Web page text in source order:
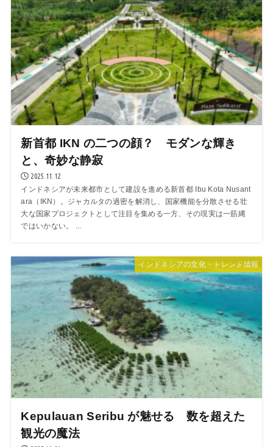
新首都 IKN の二つの顔？ モダンな輝き
と、奇妙な静寂
2025.11.12
インドネシアが未来都市として建設を進める新首都 Ibu Kota Nusant
ara（IKN）。ジャカルタの過密を解消し、国家機能を分散させる壮
大な国家プロジェクトとして注目を集める一方、その現実は一筋縄
ではいかない。 ...
インドネシアの文化・トレンド情報
Kepulauan Seribu が魅せる 数を超えた
観光の魔法